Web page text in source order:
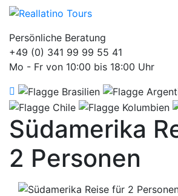
Persönliche Beratung
+49 (0) 341 99 99 55 41
Mo - Fr von 10:00 bis 18:00 Uhr
Südamerika
2 Personen